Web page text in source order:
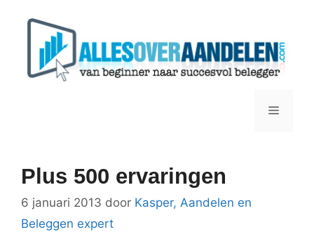
Menu
Plus 500 ervaringen
6 januari 2013 door Kasper, Aandelen en
Beleggen expert